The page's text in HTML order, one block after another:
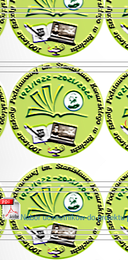
Nabór uczestników do projektu